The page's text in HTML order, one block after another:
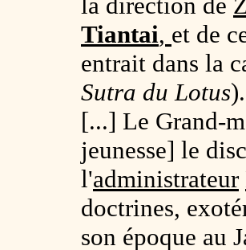
Tiantai, et de
entrait dans la
Sutra du Lotus).
[...] Le Grand-
jeunesse] le
l'administrateur
doctrines,
son époque au